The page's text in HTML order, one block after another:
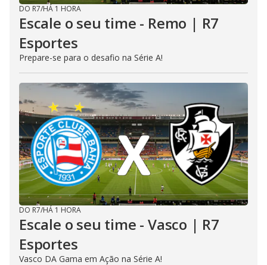
DO R7/HÁ 1 HORA
Escale o seu time - Remo | R7
Esportes
Prepare-se para o desafio na Série A!
DO R7/HÁ 1 HORA
Escale o seu time - Vasco | R7
Esportes
Vasco DA Gama em Ação na Série A!